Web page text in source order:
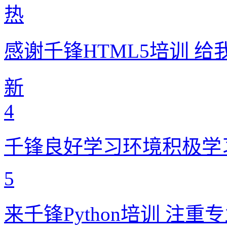
热
感谢千锋HTML5培训 给
新
4
千锋良好学习环境积极
5
来千锋Python培训 注重